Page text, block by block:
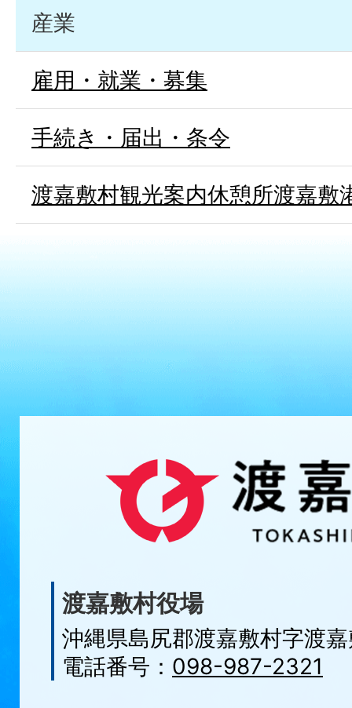
産業
雇用・就業・募集
手続き・届出・条令
渡嘉敷村観光案内休憩所渡嘉敷
渡嘉敷村役場
沖縄県島尻郡渡嘉敷村字渡
電話番号： 098-987-2321